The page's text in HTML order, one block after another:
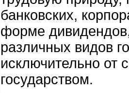
банковских,
форме
различных видов
исключительно от
государством.